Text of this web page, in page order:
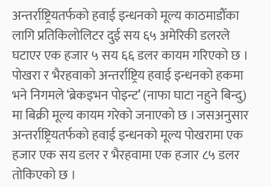
अन्तर्राष्ट्रियतर्फको हवाई इन्धनको मूल्य काठमाडौँका
लागि प्रतिकिलोलिटर दुई सय ६५ अमेरिकी डलरले
घटाएर एक हजार ५ सय ६६ डलर कायम गरिएको छ ।
पोखरा र भैरहवाको अन्तर्राष्ट्रिय हवाई इन्धनको हकमा
भने निगमले ‘ब्रेकइभन पोइन्ट’ (नाफा घाटा नहुने बिन्दु)
मा बिक्री मूल्य कायम गरेको जनाएको छ । जसअनुसार
अन्तर्राष्ट्रियतर्फको हवाई इन्धनको मूल्य पोखरामा एक
हजार एक सय डलर र भैरहवामा एक हजार ८५ डलर
तोकिएको छ ।